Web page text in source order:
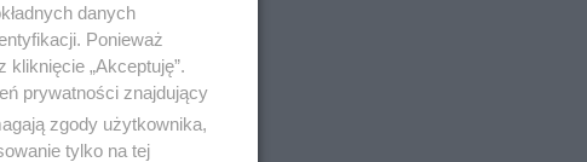
danych
Ponieważ
„Akceptuję”.
prywatności znajdujący
zgody użytkownika,
tylko na tej